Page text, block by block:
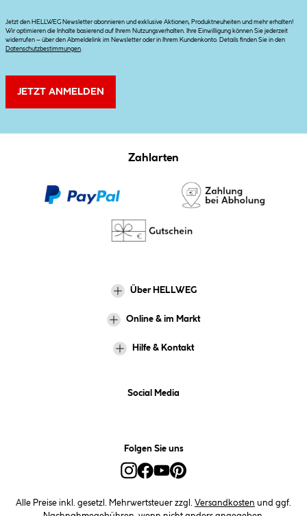
Jetzt den HELLWEG Newsletter abonnieren und exklusive Aktionen, Produktneuheiten und mehr erhalten!
Wir optimieren die Inhalte basierend auf Ihrem Nutzungsverhalten. Ihre Einwilligung können Sie jederzeit
widerrufen – über den Abmeldelink im Newsletter oder in Ihrem Kundenkonto. Details finden Sie in den
Datenschutzbestimmungen
JETZT ANMELDEN
Zahlarten
Über HELLWEG
Online & im Markt
Hilfe & Kontakt
Social Media
Folgen Sie uns
Alle Preise inkl. gesetzl. Mehrwertsteuer zzgl. Versandkosten und ggf.